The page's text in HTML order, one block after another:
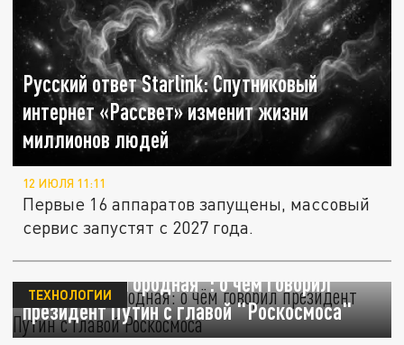
Русский ответ Starlink: Спутниковый
интернет «Рассвет» изменит жизни
миллионов людей
12 ИЮЛЯ 11:11
Первые 16 аппаратов запущены, массовый
сервис запустят с 2027 года.
"Задача благородная": о чём говорил
президент Путин с главой "Роскосмоса"
ТЕХНОЛОГИИ